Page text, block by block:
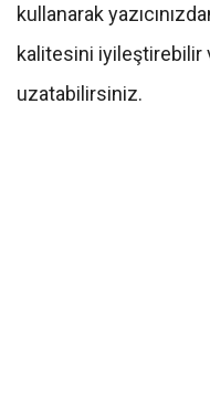
kullanarak
kalitesini iyileştirebilir
uzatabilirsiniz.